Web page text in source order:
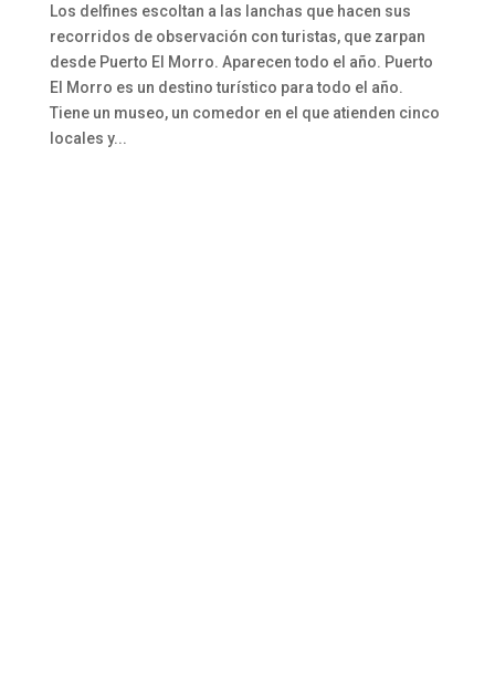
Los delfines escoltan a las lanchas que hacen sus
recorridos de observación con turistas, que zarpan
desde Puerto El Morro. Aparecen todo el año. Puerto
El Morro es un destino turístico para todo el año.
Tiene un museo, un comedor en el que atienden cinco
locales y...